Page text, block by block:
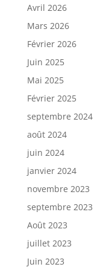
Avril 2026
Mars 2026
Février 2026
Juin 2025
Mai 2025
Février 2025
septembre 2024
août 2024
juin 2024
janvier 2024
novembre 2023
septembre 2023
Août 2023
juillet 2023
Juin 2023